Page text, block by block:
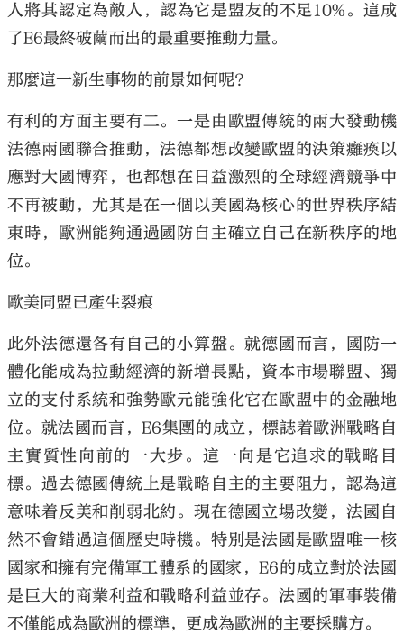
人將其認定為敵人，認為它是盟友的不足10%。這成
了E6最終破繭而出的最重要推動力量。
那麼這一新生事物的前景如何呢？
有利的方面主要有二。一是由歐盟傳統的兩大發動機
法德兩國聯合推動，法德都想改變歐盟的決策癱瘓以
應對大國博弈，也都想在日益激烈的全球經濟競爭中
不再被動，尤其是在一個以美國為核心的世界秩序結
束時，歐洲能夠通過國防自主確立自己在新秩序的地
位。
歐美同盟已產生裂痕
此外法德還各有自己的小算盤。就德國而言，國防一
體化能成為拉動經濟的新增長點，資本市場聯盟、獨
立的支付系統和強勢歐元能強化它在歐盟中的金融地
位。就法國而言，E6集團的成立，標誌着歐洲戰略自
主實質性向前的一大步。這一向是它追求的戰略目
標。過去德國傳統上是戰略自主的主要阻力，認為這
意味着反美和削弱北約。現在德國立場改變，法國自
然不會錯過這個歷史時機。特別是法國是歐盟唯一核
國家和擁有完備軍工體系的國家，E6的成立對於法國
是巨大的商業利益和戰略利益並存。法國的軍事裝備
不僅能成為歐洲的標準，更成為歐洲的主要採購方。